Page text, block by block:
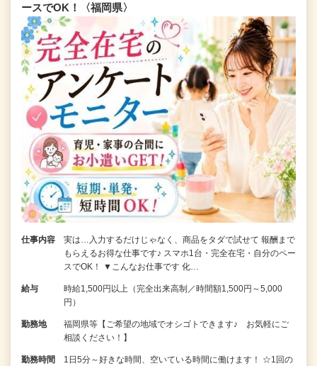
ースでOK！〈福岡県〉
仕事内容
実は…入力するだけじゃなく、商品をタダで試せて 報酬まで
もらえるお得な仕事です♪ スマホ1台・完全在宅・自分のペー
スでOK！ ▼こんなお仕事です 化…
給与
時給1,500円以上（完全出来高制／時間額1,500円～5,000
円）
勤務地
福岡県等【ご希望の地域でオシゴトできます♪ お気軽にご
相談ください！】
勤務時間
1日5分～好きな時間、空いている時間に働けます！ ☆1回の